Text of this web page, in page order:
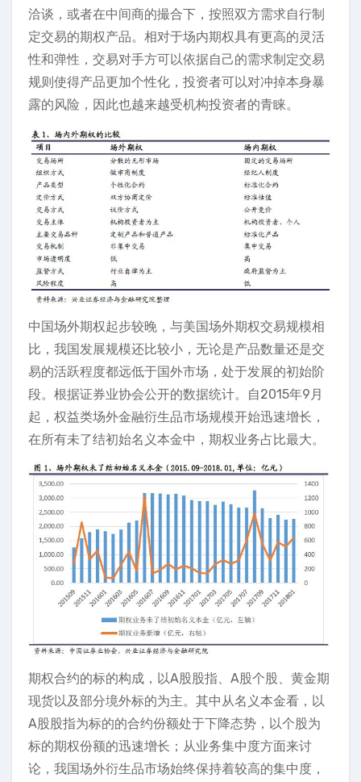
洽谈，或者在中间商的撮合下，按照双方需求自行制
定交易的期权产品。相对于场内期权具有更高的灵活
性和弹性，交易对手方可以依据自己的需求制定交易
规则使得产品更加个性化，投资者可以对冲掉本身暴
露的风险，因此也越来越受机构投资者的青睐。
中国场外期权起步较晚，与美国场外期权交易规模相
比，我国发展规模还比较小，无论是产品数量还是交
易的活跃程度都远低于国外市场，处于发展的初始阶
段。根据证券业协会公开的数据统计。自2015年9月
起，权益类场外金融衍生品市场规模开始迅速增长，
在所有未了结初始名义本金中，期权业务占比最大。
期权合约的标的构成，以A股股指、A股个股、黄金期
现货以及部分境外标的为主。其中从名义本金看，以
A股股指为标的的合约份额处于下降态势，以个股为
标的期权份额的迅速增长；从业务集中度方面来讨
论，我国场外衍生品市场始终保持着较高的集中度，